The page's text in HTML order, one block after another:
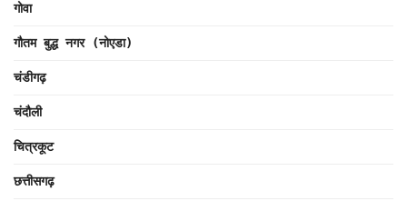
गोवा
गौतम बुद्ध नगर (नोएडा)
चंडीगढ़
चंदौली
चित्रकूट
छत्तीसगढ़